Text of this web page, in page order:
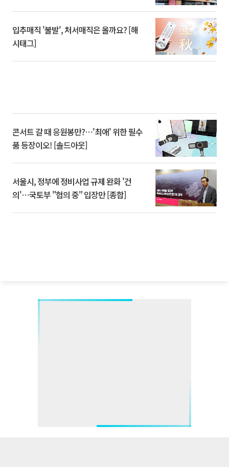
입추매직 '불발', 처서매직은 올까요? [해
시태그]
콘서트 갈 때 응원봉만?⋯'최애' 위한 필수
품 등장이오! [솔드아웃]
서울시, 정부에 정비사업 규제 완화 '건
의'⋯국토부 "협의 중" 입장만 [종합]